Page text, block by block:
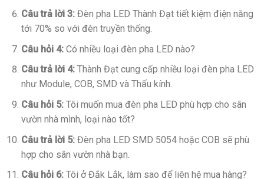
Câu trả lời 3:Đèn pha LED Thành Đạt tiết kiệm điện năng
tới 70% so với đèn truyền thống.
Câu hỏi 4:Có nhiều loại đèn pha LED nào?
Câu trả lời 4:Thành Đạt cung cấp nhiều loại đèn pha LED
như Module, COB, SMD và Thấu kính.
Câu hỏi 5:Tôi muốn mua đèn pha LED phù hợp cho sân
vườn nhà mình, loại nào tốt?
Câu trả lời 5:Đèn pha LED SMD 5054 hoặc COB sẽ phù
hợp cho sân vườn nhà bạn.
Câu hỏi 6:Tôi ở Đắk Lắk, làm sao để liên hệ mua hàng?